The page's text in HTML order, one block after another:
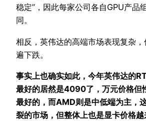
稳定”，因此每家公司各自GPU产品
同。
相反，英伟达的高端市场表现复杂
遍下跌。
事实上也确实如此，今年英伟达的
最好的居然是4090了，万元价格但
最好的，而AMD则是中低端为主，
裂的市场，但整体上也是显卡价格